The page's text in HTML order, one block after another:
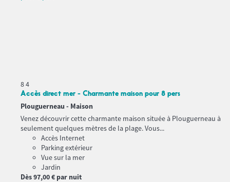
84
Accès direct mer - Charmante maison pour 8 pers
Plouguerneau - Maison
Venez découvrir cette charmante maison située à Plouguerneau à
seulement quelques mètres de la plage. Vous...
Accès Internet
Parking extérieur
Vue sur la mer
Jardin
Dès97,00 € par nuit